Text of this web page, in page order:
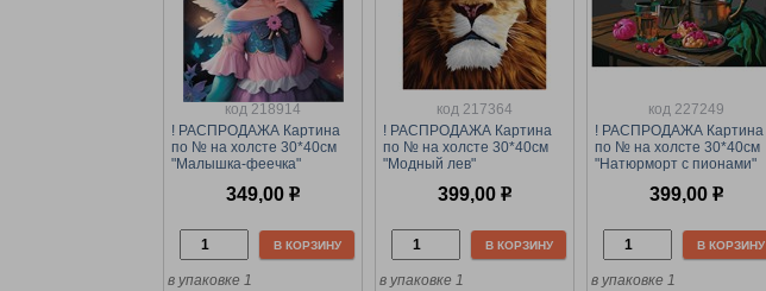
код 218914
! РАСПРОДАЖА Картина
по № на холсте 30*40см
"Малышка-феечка"
349,00 р
В КОРЗИНУ
в упаковке 1
код 217364
! РАСПРОДАЖА Картина
по № на холсте 30*40см
"Модный лев"
СОВЫ, с акрил. красками
399,00 р
В КОРЗИНУ
в упаковке 1
код 227249
! РАСПРОДАЖА Картина
по № на холсте 30*40см
"Натюрморт с пионами"
красками399,00 р
В КОРЗИНУ
в упаковке 1